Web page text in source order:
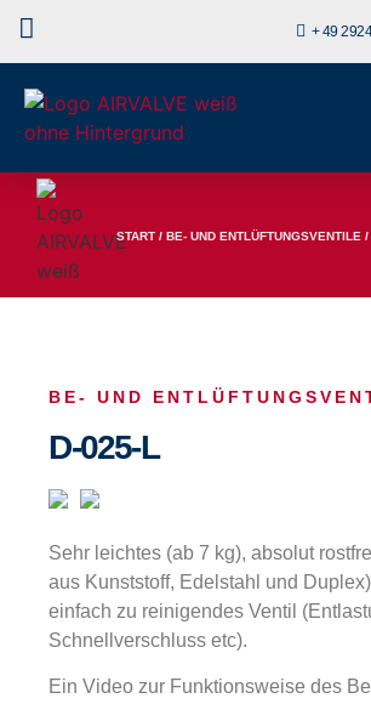
+ 49
START /BE- UND ENTLÜFTUNGSVENTILE /
BE- UND
D-025-L
Sehr leichtes (ab 7 kg), absolut
aus Kunststoff, Edelstahl und
einfach zu reinigendes Ventil
Schnellverschluss etc).
Ein Video zur Funktionsweise des